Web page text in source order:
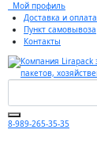
Мой профиль
Доставка и оплата
Пункт самовывоза
Контакты
8-989-265-35-35